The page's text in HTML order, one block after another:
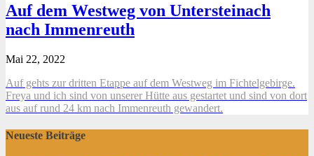
Auf dem Westweg von Untersteinach
nach Immenreuth
Mai 22, 2022
Auf gehts zur dritten Etappe auf dem Westweg im Fichtelgebirge.
Freya und ich sind von unserer Hütte aus gestartet und sind von dort
aus auf rund 24 km nach Immenreuth gewandert.
Neueste Beiträge